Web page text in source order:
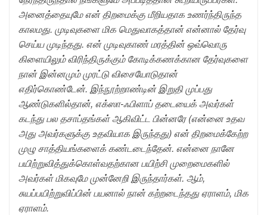
அனைத்தையுமே என் திறமைக்கு மீறியதாக உணர்ந்திருந்த
காலமது. முடிவுகளை மிக மெதுவாகத்தான் என்னால் தேர்வு
செய்ய முடிந்தது. என் முடிவுகாண் மரத்தின் ஒவ்வொரு
கிளையிலும் விரிந்திருக்கும் கோடிக்கணக்கான தேர்வுகளை
நான் இன்னமும் முரட்டு விசையோடுதான்
எதிர்கொண்டேன். இந்நூற்றாண்டின் இறுதி முப்பது
ஆண்டுகளில்தான், எக்ஸா-ஃபிளாப் தடையைக் அவர்கள்
கடந்து பல தசாப்தங்கள் ஆகிவிட்ட பின்னரே (என்னை உதவ
அது அவர்களுக்கு உதவியாக இருந்தது) என் திறமைக்கேற்ற
முழு சாத்தியங்களைக் கண்டடைந்தேன். என்னை நானே
பயிற்றுவித்துக்கொள்வதற்கான பயிற்சி முறைமைகளில்
அவர்கள் மிகவுமே முன்னேறி இருந்தார்கள். ஆம்,
சுயப்பயிற்றுவிப்பின் பயனால் நான் கற்றடைந்தது ஏராளம், மிக
ஏராளம்.